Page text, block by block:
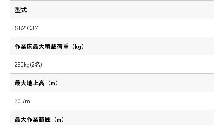
型式
SR21CJM
作業床最大積載荷重（kg）
250kg(2名)
最大地上高（m）
20.7m
最大作業範囲（m）